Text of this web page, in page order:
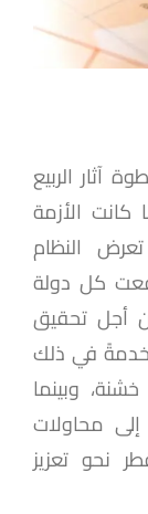
آثار الربيع
منذ عام 2011، وربما كانت الأزمة
النظام
كل دولة
أجل تحقيق
في ذلك
وبينما
محاولات
نحو تعزيز